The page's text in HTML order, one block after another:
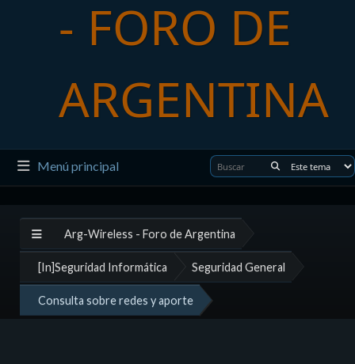
Menú principal
Arg-Wireless - Foro de Argentina
[In]Seguridad Informática Seguridad General
Consulta sobre redes y aporte